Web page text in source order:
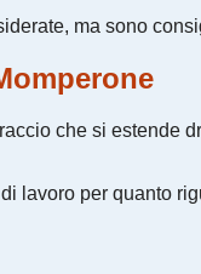
ma sono
che si estende
lavoro per quanto